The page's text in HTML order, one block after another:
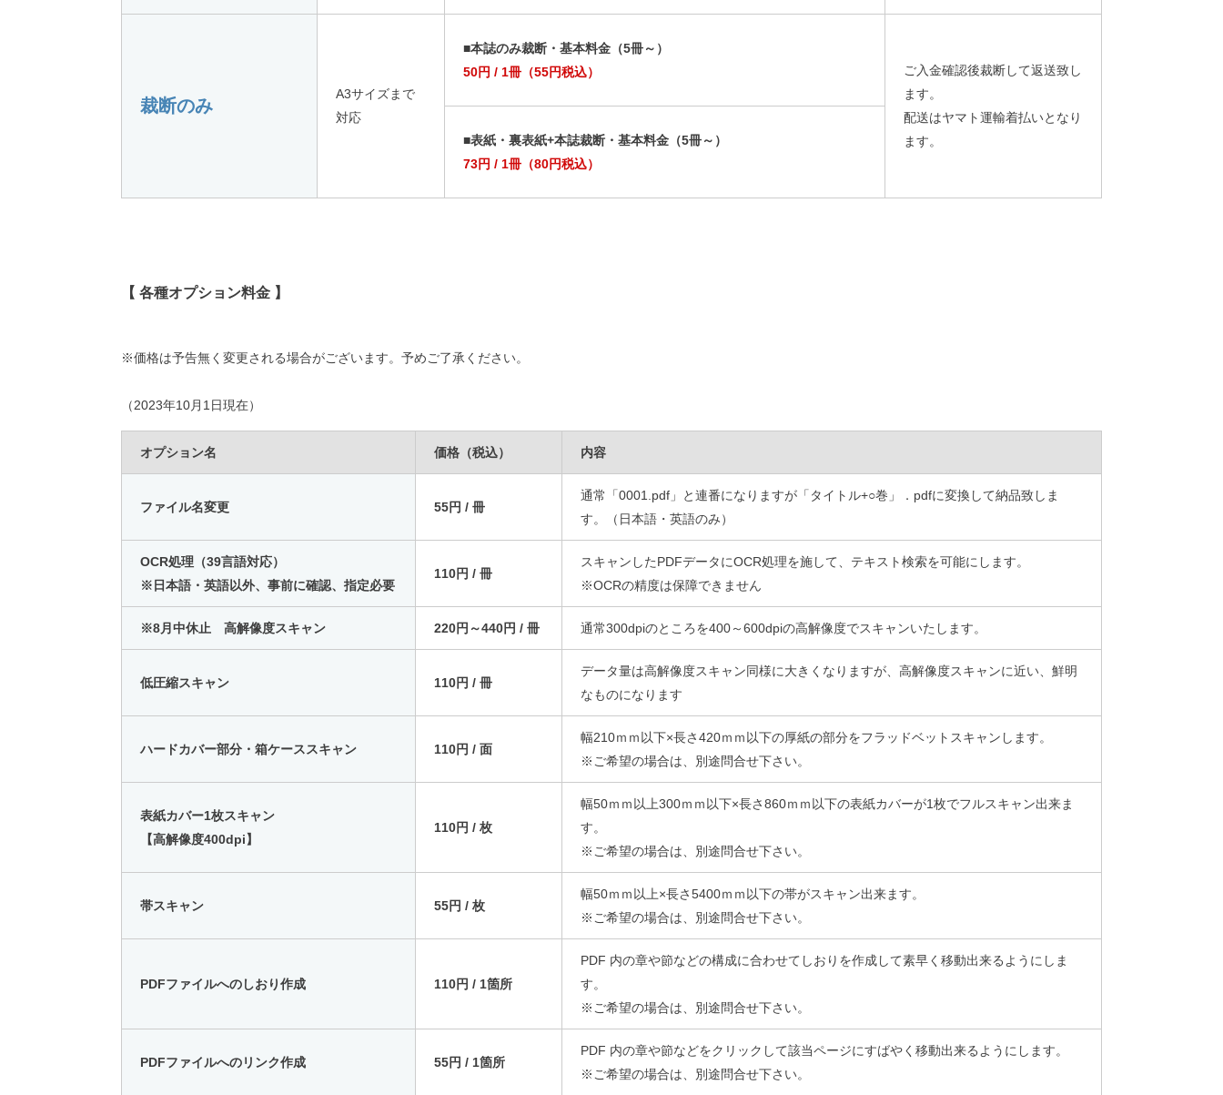
裁断のみ
A3サイズまで
対応
■本誌のみ裁断・基本料金（5冊～）
50円 / 1冊（55円税込）
ご入金確認後裁断して返送致し
ます。
配送はヤマト運輸着払いとなり
ます。
■表紙・裏表紙+本誌裁断・基本料金（5冊～）
73円 / 1冊（80円税込）
【 各種オプション料金 】
※価格は予告無く変更される場合がございます。予めご了承ください。
（2023年10月1日現在）
オプション名 価格（税込） 内容
ファイル名変更 55円 / 冊
通常「0001.pdf」と連番になりますが「タイトル+○巻」．pdfに変換して納品致しま
す。（日本語・英語のみ）
OCR処理（39言語対応）
※日本語・英語以外、事前に確認、指定必要
110円 / 冊
スキャンしたPDFデータにOCR処理を施して、テキスト検索を可能にします。
※OCRの精度は保障できません
※8月中休止 高解像度スキャン 220円～440円 / 冊 通常300dpiのところを400～600dpiの高解像度でスキャンいたします。
低圧縮スキャン 110円 / 冊
データ量は高解像度スキャン同様に大きくなりますが、高解像度スキャンに近い、鮮明
なものになります
ハードカバー部分・箱ケーススキャン 110円 / 面
幅210ｍｍ以下×長さ420ｍｍ以下の厚紙の部分をフラッドベットスキャンします。
※ご希望の場合は、別途問合せ下さい。
表紙カバー1枚スキャン
【高解像度400dpi】
110円 / 枚
幅50ｍｍ以上300ｍｍ以下×長さ860ｍｍ以下の表紙カバーが1枚でフルスキャン出来ま
す。
※ご希望の場合は、別途問合せ下さい。
帯スキャン 55円 / 枚
幅50ｍｍ以上×長さ5400ｍｍ以下の帯がスキャン出来ます。
※ご希望の場合は、別途問合せ下さい。
PDFファイルへのしおり作成 110円 / 1箇所
PDF 内の章や節などの構成に合わせてしおりを作成して素早く移動出来るようにしま
す。
※ご希望の場合は、別途問合せ下さい。
PDFファイルへのリンク作成 55円 / 1箇所
PDF 内の章や節などをクリックして該当ページにすばやく移動出来るようにします。
※ご希望の場合は、別途問合せ下さい。